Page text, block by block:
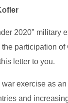
2020" military
participation
letter to you.
exercise as
and